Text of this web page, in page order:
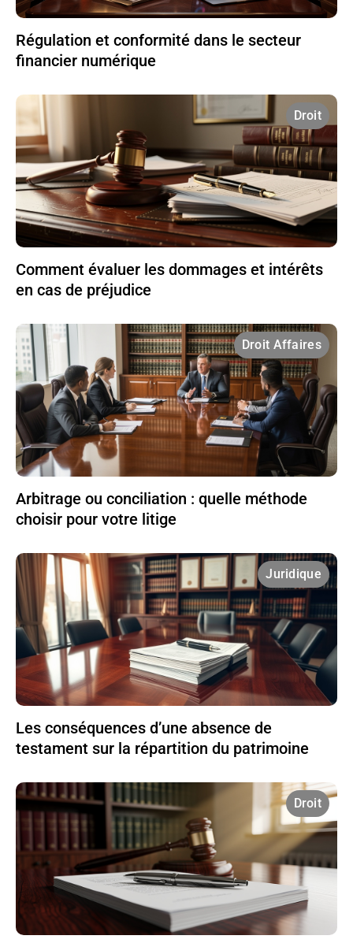
Régulation et conformité dans le secteur
financier numérique
Droit
Comment évaluer les dommages et intérêts
en cas de préjudice
Droit Affaires
Arbitrage ou conciliation : quelle méthode
choisir pour votre litige
Juridique
Les conséquences d’une absence de
testament sur la répartition du patrimoine
Droit